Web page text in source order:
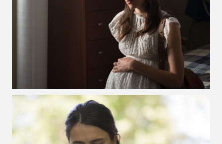
VOIR LA PHOTO EN GRAND FORMAT